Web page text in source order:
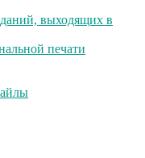
выходящих в
печати